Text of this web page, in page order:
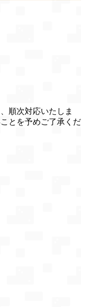
順次対応いたしま
とを予めご了承くだ